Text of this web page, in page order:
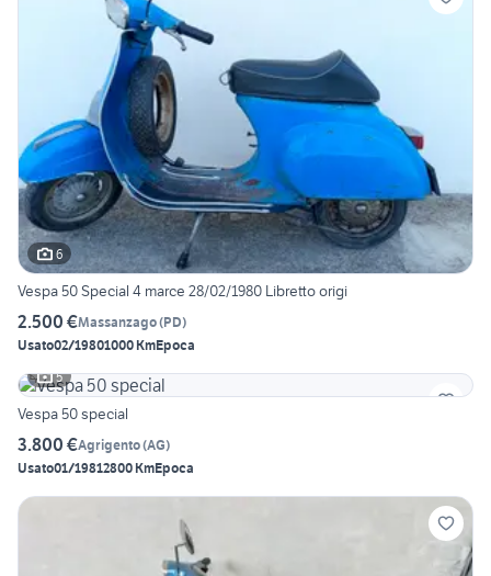
6
Vespa 50 Special 4 marce 28/02/1980 Libretto origi
2.500 €Massanzago(PD)
Usato02/19801000 KmEpoca
5
Vespa 50 special
3.800 €Agrigento(AG)
Usato01/19812800 KmEpoca